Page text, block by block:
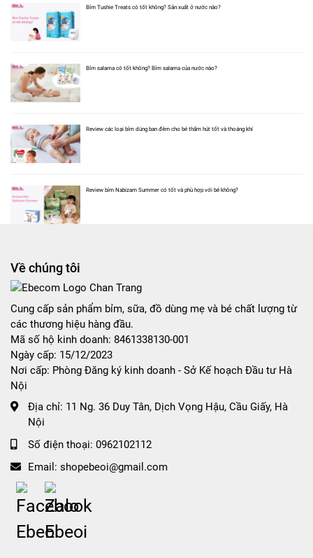
Bỉm Tushie Treats có tốt không? Sản xuất ở nước nào?
Bỉm salama có tốt không? Bỉm salama của nước nào?
Review các loại bỉm dùng ban đêm cho bé thấm hút tốt và thoáng khí
Review bỉm Nabizam Summer có tốt và phù hợp với bé không?
Về chúng tôi
Cung cấp sản phẩm bỉm, sữa, đồ dùng mẹ và bé chất lượng từ
các thương hiệu hàng đầu.
Mã số hộ kinh doanh: 8461338130-001
Ngày cấp: 15/12/2023
Nơi cấp: Phòng Đăng ký kinh doanh - Sở Kế hoạch Đầu tư Hà
Nội
Địa chỉ: 11 Ng. 36 Duy Tân, Dịch Vọng Hậu, Cầu Giấy, Hà
Nội
Số điện thoại: 0962102112
Email: shopebeoi@gmail.com